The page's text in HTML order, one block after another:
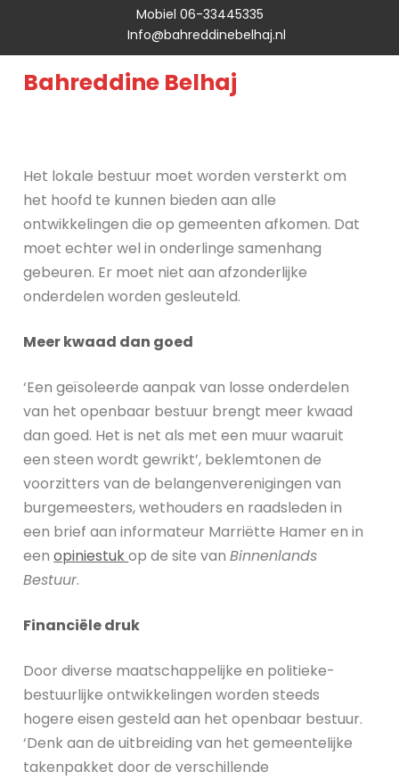
Mobiel 06-33445335
Info@bahreddinebelhaj.nl
Bahreddine Belhaj
Het lokale bestuur moet worden versterkt om
het hoofd te kunnen bieden aan alle
ontwikkelingen die op gemeenten afkomen. Dat
moet echter wel in onderlinge samenhang
gebeuren. Er moet niet aan afzonderlijke
onderdelen worden gesleuteld.
Meer kwaad dan goed
‘Een geïsoleerde aanpak van losse onderdelen
van het openbaar bestuur brengt meer kwaad
dan goed. Het is net als met een muur waaruit
een steen wordt gewrikt’, beklemtonen de
voorzitters van de belangenverenigingen van
burgemeesters, wethouders en raadsleden in
een brief aan informateur Marriëtte Hamer en in
eenopiniestukop de site vanBinnenlands
Bestuur.
Financiële druk
Door diverse maatschappelijke en politieke-
bestuurlijke ontwikkelingen worden steeds
hogere eisen gesteld aan het openbaar bestuur.
‘Denk aan de uitbreiding van het gemeentelijke
takenpakket door de verschillende